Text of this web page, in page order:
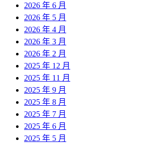
2026 年 6 月
2026 年 5 月
2026 年 4 月
2026 年 3 月
2026 年 2 月
2025 年 12 月
2025 年 11 月
2025 年 9 月
2025 年 8 月
2025 年 7 月
2025 年 6 月
2025 年 5 月